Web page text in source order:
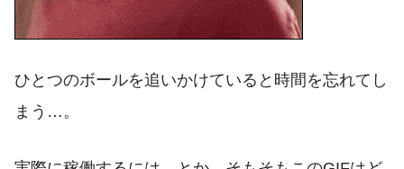
ひとつのボールを追いかけていると時間を忘れてし
まう…。